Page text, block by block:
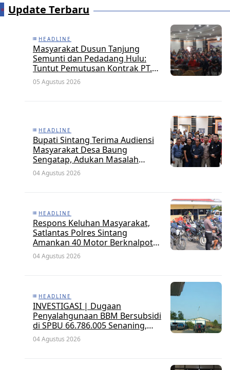
Update Terbaru
HEADLINE
Masyarakat Dusun Tanjung
Semunti dan Pedadang Hulu:
Tuntut Pemutusan Kontrak PT.
Satya Nusa Indah Perkasa
05 Agustus 2026
HEADLINE
Bupati Sintang Terima Audiensi
Masyarakat Desa Baung
Sengatap, Adukan Masalah
Dengan Investor Perkebunan
04 Agustus 2026
HEADLINE
Respons Keluhan Masyarakat,
Satlantas Polres Sintang
Amankan 40 Motor Berknalpot
Brong dalam Strong Point Pagi
04 Agustus 2026
HEADLINE
INVESTIGASI | Dugaan
Penyalahgunaan BBM Bersubsidi
di SPBU 66.786.005 Senaning,
APH Jangan Tutup Mata, BPH
Migas Diminta Audit dan
04 Agustus 2026